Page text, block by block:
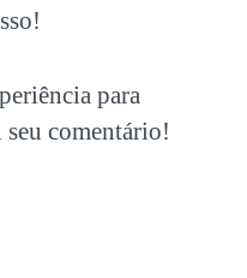
para
seu comentário!